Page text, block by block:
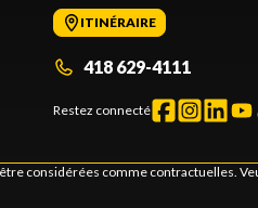
ITINÉRAIRE
418 629-4111
Restez connecté
considérées comme contractuelles.